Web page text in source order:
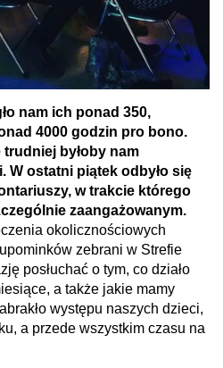
nam ich ponad 350,
4000 godzin pro bono.
byłoby nam
W ostatni piątek odbyło się
w trakcie którego
zaangażowanym.
okolicznościowych
zebrani w Strefie
posłuchać o tym, co działo
a także jakie mamy
występu naszych dzieci,
a przede wszystkim czasu na